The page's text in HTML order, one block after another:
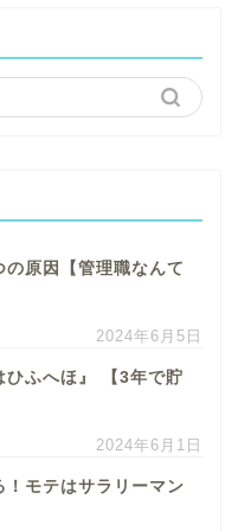
原因【管理職なんて
2024年6月5日
ひふへほ』 【3年で貯
2024年6月1日
モテはサラリーマン